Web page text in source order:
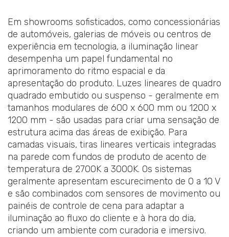
Em showrooms sofisticados, como concessionárias
de automóveis, galerias de móveis ou centros de
experiência em tecnologia, a iluminação linear
desempenha um papel fundamental no
aprimoramento do ritmo espacial e da
apresentação do produto. Luzes lineares de quadro
quadrado embutido ou suspenso - geralmente em
tamanhos modulares de 600 x 600 mm ou 1200 x
1200 mm - são usadas para criar uma sensação de
estrutura acima das áreas de exibição. Para
camadas visuais, tiras lineares verticais integradas
na parede com fundos de produto de acento de
temperatura de 2700K a 3000K. Os sistemas
geralmente apresentam escurecimento de 0 a 10 V
e são combinados com sensores de movimento ou
painéis de controle de cena para adaptar a
iluminação ao fluxo do cliente e à hora do dia,
criando um ambiente com curadoria e imersivo.